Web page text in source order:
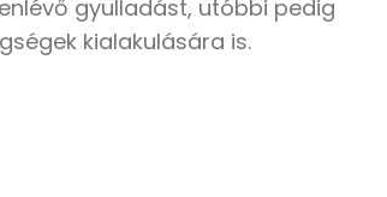
gyulladást, utóbbi pedig
kialakulására is.